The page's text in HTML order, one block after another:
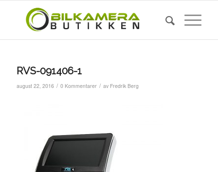
RVS-091406-1
august 22, 2016 / 0 Kommentarer / av Fredrik Berg